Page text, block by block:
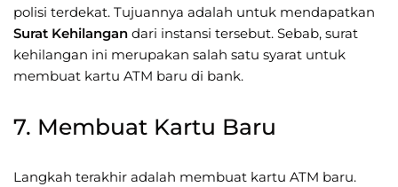
polisi terdekat. Tujuannya adalah untuk mendapatkan
Surat Kehilangan dari instansi tersebut. Sebab, surat
kehilangan ini merupakan salah satu syarat untuk
membuat kartu ATM baru di bank.
7. Membuat Kartu Baru
Langkah terakhir adalah membuat kartu ATM baru.